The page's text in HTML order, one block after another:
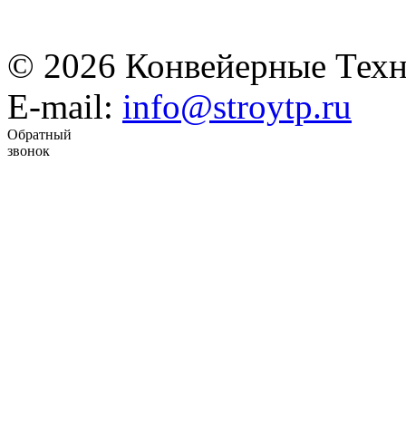
© 2026 Конвейерные
E-mail: info@stroytp.ru
Обратный
звонок